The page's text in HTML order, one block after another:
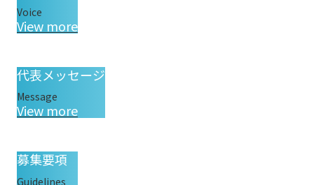
Voice
View more
代表メッセージ
Message
View more
募集要項
Guidelines